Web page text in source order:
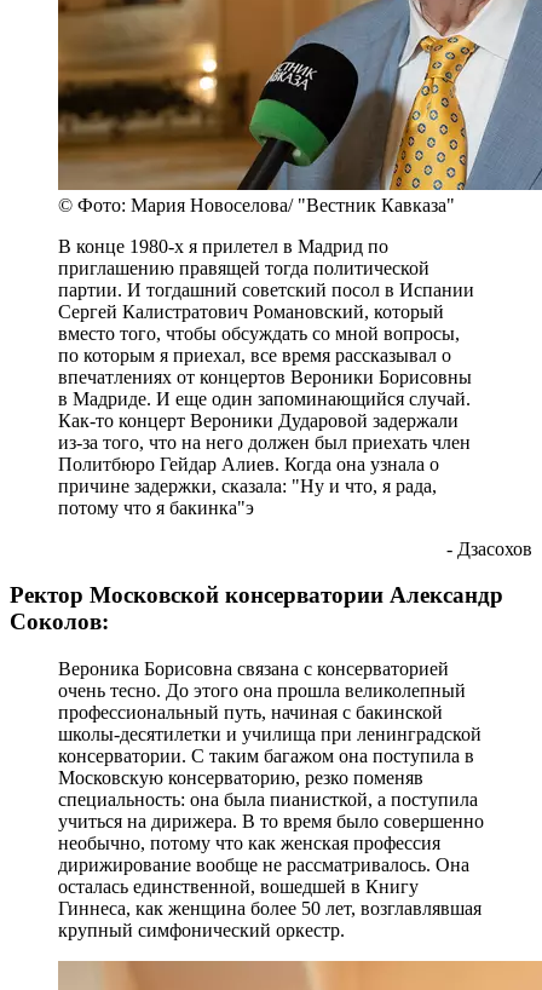
© Фото: Мария Новоселова/ "Вестник Кавказа"
В конце 1980-х я прилетел в Мадрид по
приглашению правящей тогда политической
партии. И тогдашний советский посол в Испании
Сергей Калистратович Романовский, который
вместо того, чтобы обсуждать со мной вопросы,
по которым я приехал, все время рассказывал о
впечатлениях от концертов Вероники Борисовны
в Мадриде. И еще один запоминающийся случай.
Как-то концерт Вероники Дударовой задержали
из-за того, что на него должен был приехать член
Политбюро Гейдар Алиев. Когда она узнала о
причине задержки, сказала: "Ну и что, я рада,
потому что я бакинка"э
- Дзасохов
Ректор Московской консерватории Александр
Соколов:
Вероника Борисовна связана с консерваторией
очень тесно. До этого она прошла великолепный
профессиональный путь, начиная с бакинской
школы-десятилетки и училища при ленинградской
консерватории. С таким багажом она поступила в
Московскую консерваторию, резко поменяв
специальность: она была пианисткой, а поступила
учиться на дирижера. В то время было совершенно
необычно, потому что как женская профессия
дирижирование вообще не рассматривалось. Она
осталась единственной, вошедшей в Книгу
Гиннеса, как женщина более 50 лет, возглавлявшая
крупный симфонический оркестр.